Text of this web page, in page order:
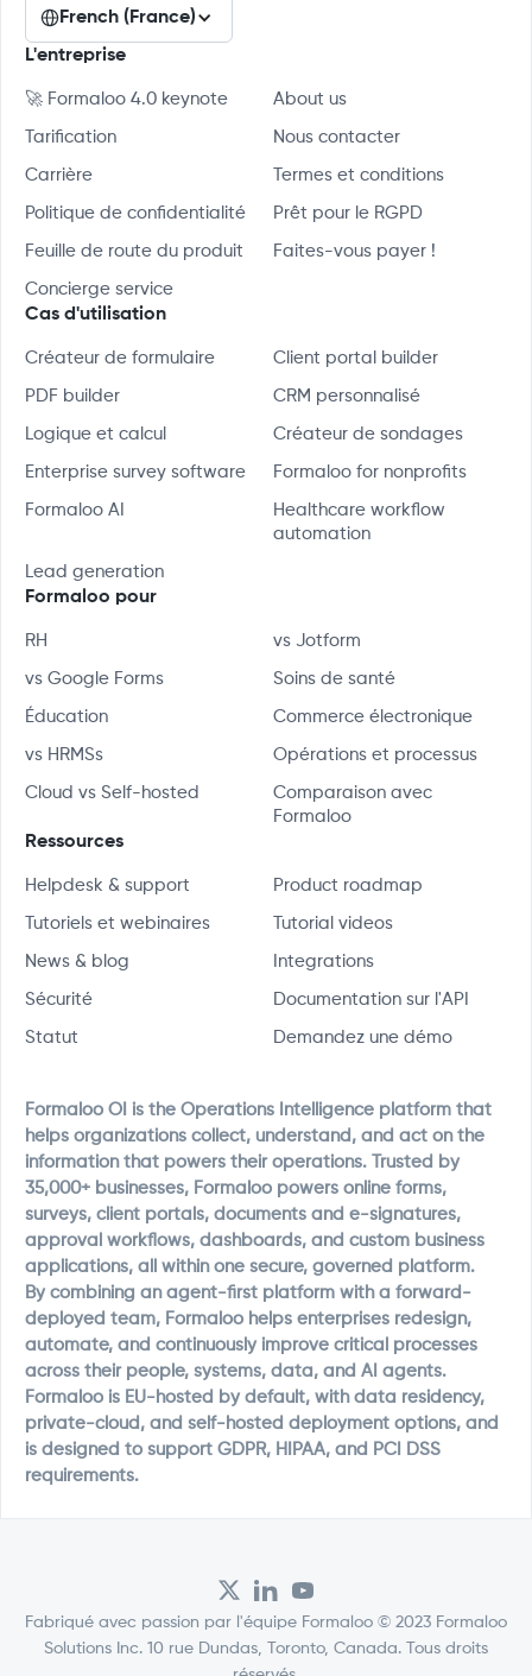
French (France)
L'entreprise
🚀 Formaloo 4.0 keynote About us
Tarification Nous contacter
Carrière Termes et conditions
Politique de confidentialité Prêt pour le RGPD
Feuille de route du produit Faites-vous payer !
Concierge service
Cas d'utilisation
Créateur de formulaire Client portal builder
PDF builder CRM personnalisé
Logique et calcul Créateur de sondages
Enterprise survey software Formaloo for nonprofits
Formaloo AI
Healthcare workflow
automation
Lead generation
Formaloo pour
RH vs Jotform
vs Google Forms Soins de santé
Éducation Commerce électronique
vs HRMSs Opérations et processus
Cloud vs Self-hosted
Comparaison avec
Formaloo
Ressources
Helpdesk & support Product roadmap
Tutoriels et webinaires Tutorial videos
News & blog Integrations
Sécurité Documentation sur l'API
Statut Demandez une démo
Formaloo OI is the Operations Intelligence platform that
helps organizations collect, understand, and act on the
information that powers their operations. Trusted by
35,000+ businesses, Formaloo powers online forms,
surveys, client portals, documents and e-signatures,
approval workflows, dashboards, and custom business
applications, all within one secure, governed platform.
By combining an agent-first platform with a forward-
deployed team, Formaloo helps enterprises redesign,
automate, and continuously improve critical processes
across their people, systems, data, and AI agents.
Formaloo is EU-hosted by default, with data residency,
private-cloud, and self-hosted deployment options, and
is designed to support GDPR, HIPAA, and PCI DSS
requirements.
Fabriqué avec passion par l'équipe Formaloo © 2023 Formaloo
Solutions Inc. 10 rue Dundas, Toronto, Canada. Tous droits